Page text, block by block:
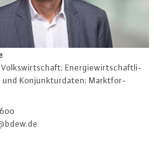
En­er­gie­wirt­schaft­li­
und Kon­junk­tur­da­ten; Markt­for­